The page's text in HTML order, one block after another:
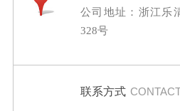
公司地址：浙江乐
328号
联系方式